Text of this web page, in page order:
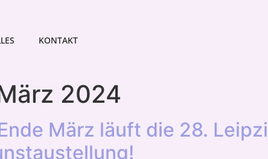
KONTAKT
2024
März läuft die 28.